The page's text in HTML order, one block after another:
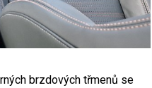
brzdových třmenů se